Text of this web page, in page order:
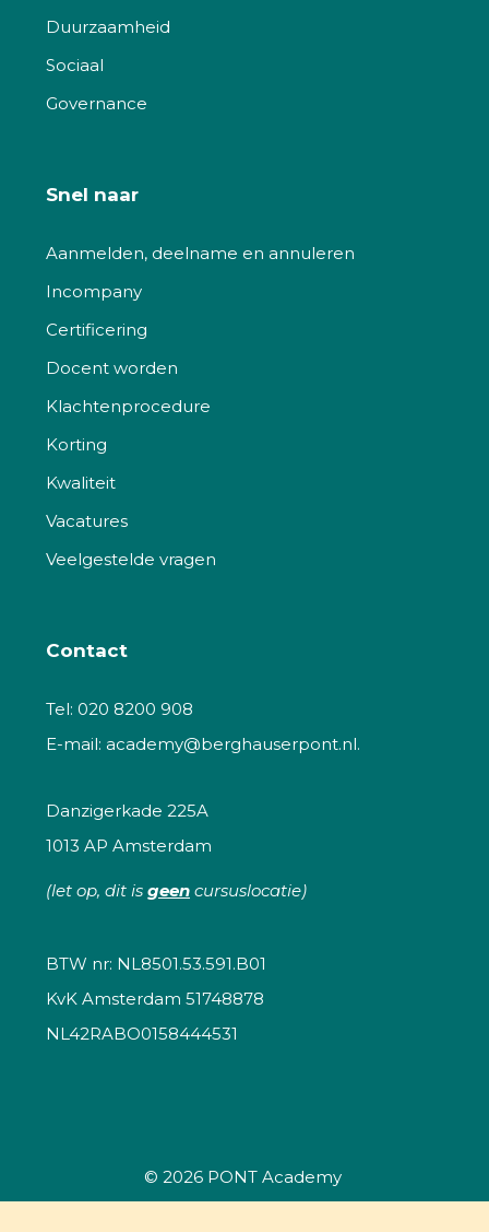
Duurzaamheid
Sociaal
Governance
Snel naar
Aanmelden, deelname en annuleren
Incompany
Certificering
Docent worden
Klachtenprocedure
Korting
Kwaliteit
Vacatures
Veelgestelde vragen
Contact
Tel: 020 8200 908
E-mail: academy@berghauserpont.nl.
Danzigerkade 225A
1013 AP Amsterdam
(let op, dit is geen cursuslocatie)
BTW nr: NL8501.53.591.B01
KvK Amsterdam 51748878
NL42RABO0158444531
© 2026 PONT Academy